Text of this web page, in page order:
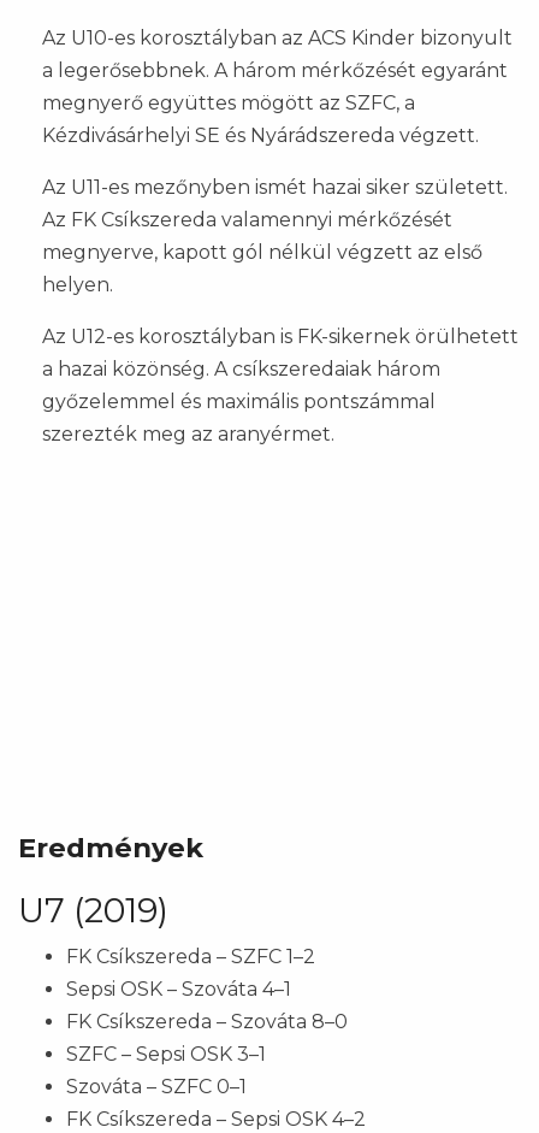
Az U10-es korosztályban az ACS Kinder bizonyult
a legerősebbnek. A három mérkőzését egyaránt
megnyerő együttes mögött az SZFC, a
Kézdivásárhelyi SE és Nyárádszereda végzett.
Az U11-es mezőnyben ismét hazai siker született.
Az FK Csíkszereda valamennyi mérkőzését
megnyerve, kapott gól nélkül végzett az első
helyen.
Az U12-es korosztályban is FK-sikernek örülhetett
a hazai közönség. A csíkszeredaiak három
győzelemmel és maximális pontszámmal
szerezték meg az aranyérmet.
Eredmények
U7 (2019)
FK Csíkszereda – SZFC 1–2
Sepsi OSK – Szováta 4–1
FK Csíkszereda – Szováta 8–0
SZFC – Sepsi OSK 3–1
Szováta – SZFC 0–1
FK Csíkszereda – Sepsi OSK 4–2